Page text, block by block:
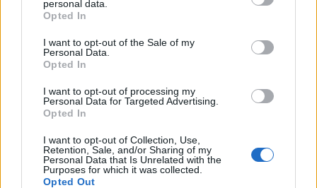
grant or deny consent to Google and its third-party tags to
use your data for below specified purposes in below Google
consent section.
personal data.
Opted In
I want to opt-out of the Sale of my
Personal Data.
Opted In
I want to opt-out of processing my
Personal Data for Targeted Advertising.
Opted In
I want to opt-out of Collection, Use,
Retention, Sale, and/or Sharing of my
Personal Data that Is Unrelated with the
Purposes for which it was collected.
Opted Out